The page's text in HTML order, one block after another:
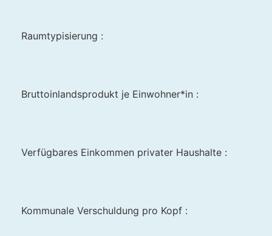
Raumtypisierung :
Bruttoinlandsprodukt je Einwohner*in :
Verfügbares Einkommen privater Haushalte :
Kommunale Verschuldung pro Kopf :